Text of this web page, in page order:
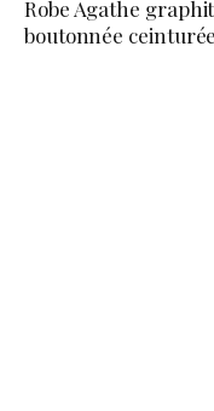
Robe Agathe
boutonnée ceinturée